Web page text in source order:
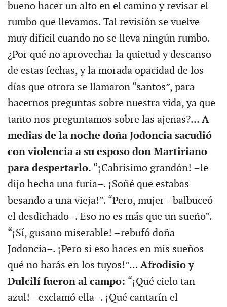
bueno hacer un alto en el camino y revisar el
rumbo que llevamos. Tal revisión se vuelve
muy difícil cuando no se lleva ningún rumbo.
¿Por qué no aprovechar la quietud y descanso
de estas fechas, y la morada opacidad de los
días que otrora se llamaron “santos”, para
hacernos preguntas sobre nuestra vida, ya que
tanto nos preguntamos sobre las ajenas?... A
medias de la noche doña Jodoncia sacudió
con violencia a su esposo don Martiriano
para despertarlo. “¡Cabrísimo grandón! –le
dijo hecha una furia–. ¡Soñé que estabas
besando a una vieja!”. “Pero, mujer –balbuceó
el desdichado–. Eso no es más que un sueño”.
“¡Sí, gusano miserable! –rebufó doña
Jodoncia–. ¡Pero si eso haces en mis sueños
qué no harás en los tuyos!”... Afrodisio y
Dulcilí fueron al campo: “¡Qué cielo tan
azul! –exclamó ella–. ¡Qué cantarín el